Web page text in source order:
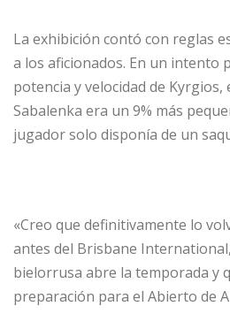
La exhibición contó con reglas
a los aficionados. En un intento
potencia y velocidad de Kyrgios,
Sabalenka era un 9% más
jugador solo disponía de un
«Creo que definitivamente lo
antes del Brisbane
bielorrusa abre la temporada y
preparación para el Abierto de